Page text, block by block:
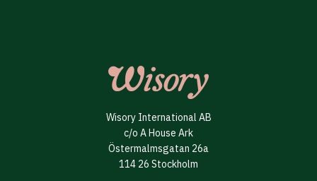
Wisory International AB
c/o A House Ark
Östermalmsgatan 26a
114 26 Stockholm